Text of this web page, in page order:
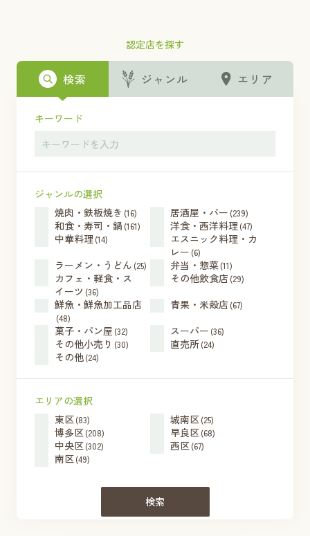
認定店を探す
検索 ジャンル エリア
キーワード
ジャンルの選択
焼肉・鉄板焼き (16) 居酒屋・バー (239)
和食・寿司・鍋 (161) 洋食・西洋料理 (47)
中華料理 (14)
エスニック料理・カ
レー (6)
ラーメン・うどん (25) 弁当・惣菜(11)
カフェ・軽食・ス
イーツ (36)
その他飲食店(29)
鮮魚・鮮魚加工品店
(48)
青果・米殻店(67)
菓子・パン屋 (32) スーパー (36)
その他小売り (30) 直売所(24)
その他(24)
エリアの選択
東区(83) 城南区(25)
博多区(208) 早良区(68)
中央区(302) 西区(67)
南区(49)
検索